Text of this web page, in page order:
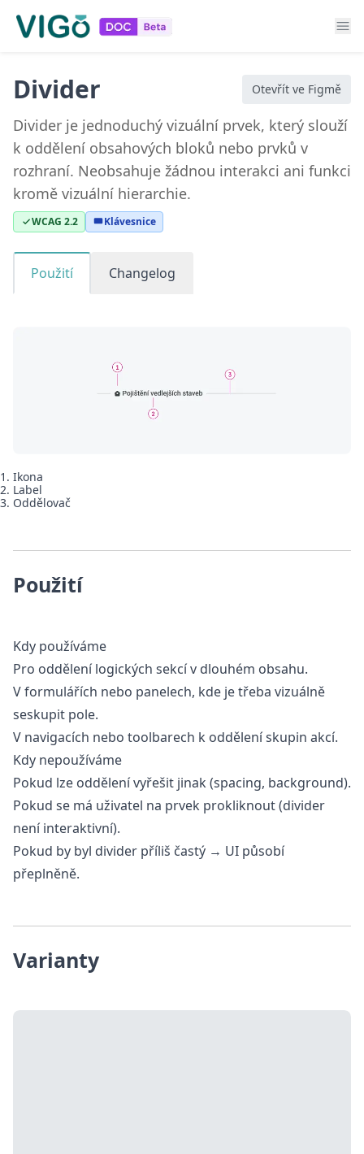
Divider Otevřít ve Figmě
Divider je jednoduchý vizuální prvek, který slouží
k oddělení obsahových bloků nebo prvků v
rozhraní. Neobsahuje žádnou interakci ani funkci
kromě vizuální hierarchie.
WCAG 2.2 Klávesnice
Použití Changelog
Ikona
Label
Oddělovač
Použití
Kdy používáme
Pro oddělení logických sekcí v dlouhém obsahu.
V formulářích nebo panelech, kde je třeba vizuálně
seskupit pole.
V navigacích nebo toolbarech k oddělení skupin akcí.
Kdy nepoužíváme
Pokud lze oddělení vyřešit jinak (spacing, background).
Pokud se má uživatel na prvek prokliknout (divider
není interaktivní).
Pokud by byl divider příliš častý → UI působí
přeplněně.
Varianty